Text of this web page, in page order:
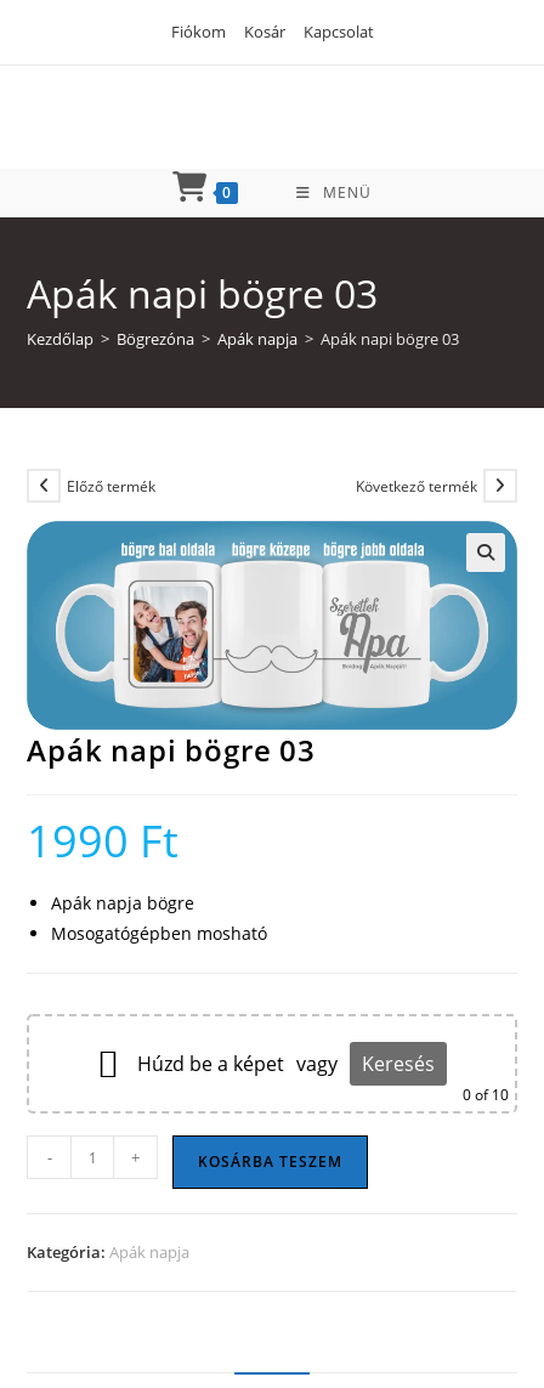
Fiókom Kosár Kapcsolat
0 MENÜ
Apák napi bögre 03
Kezdőlap > Bögrezóna > Apák napja > Apák napi bögre 03
Előző termék Következő termék
Apák napi bögre 03
1990 Ft
Apák napja bögre
Mosogatógépben mosható
Húzd be a képet vagy Keresés
0of 10
napi
- + KOSÁRBA TESZEM
Kategória:Apák napja